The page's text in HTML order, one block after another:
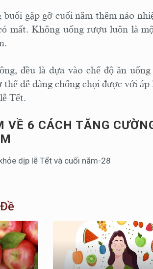
gặp gỡ cuối năm thêm náo
mất. Không uống rượu luôn là
đều là dựa vào chế độ ăn
thể dễ dàng chống chọi được với
Tết.
6 CÁCH TĂNG